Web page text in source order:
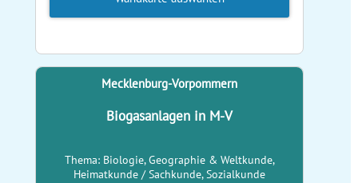
Mecklenburg-Vorpommern
Biogasanlagen in M-V
Thema: Biologie, Geographie & Weltkunde,
Heimatkunde / Sachkunde, Sozialkunde